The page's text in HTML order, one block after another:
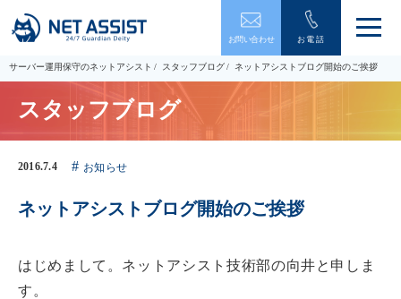
お問い合わせ お電話
メ
ュ
ー
閉
サーバー運用保守のネットアシスト スタッフブログ ネットアシストブログ開始のご挨拶
スタッフブログ
2016.7.4 お知らせ
ネットアシストブログ開始のご挨拶
はじめまして。ネットアシスト技術部の向井と申しま
す。